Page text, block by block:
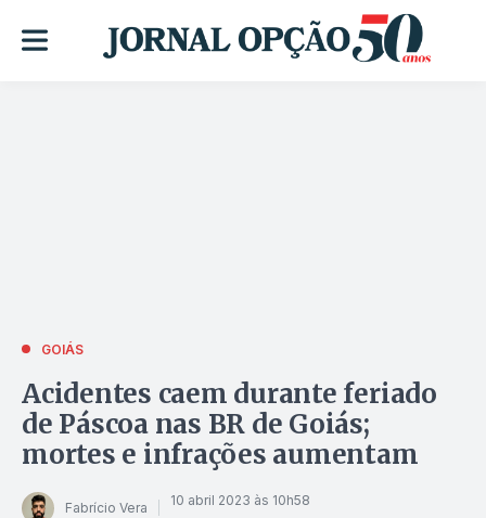
GOIÁS
Acidentes caem durante feriado
de Páscoa nas BR de Goiás;
mortes e infrações aumentam
Fabrício Vera 10 abril 2023 às 10h58